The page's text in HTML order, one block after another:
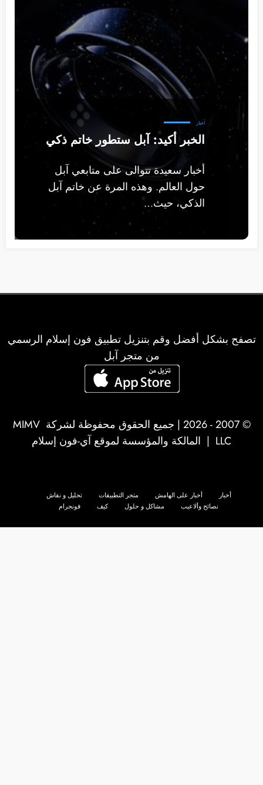
أخبار
الخبر أكيد: آبل ستطور خاتم ذكي
أخبار سعيدة تتوالى على متابعي آبل
حول العالم. وهذه المرة عن خاتم آبل
الذكي، حيث…
تصفح بشكل أفضل وقم بتنزيل تطبيق فون إسلام الرسمي
من متجر آبل
© 2007 - 2026 | جميع الحقوق محفوظة لشركة
MIMV
LLC | المالكة والمؤسسة لموقع آي-فون إسلام
أخبار أخبار على الهامش متجر التطبيقات
تحليل و نقاش
نصائح وألاعيب
مشاكل و حلول كيف فونجرام